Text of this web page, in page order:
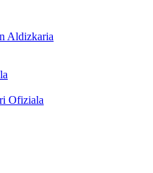
Aldizkaria
Ofiziala